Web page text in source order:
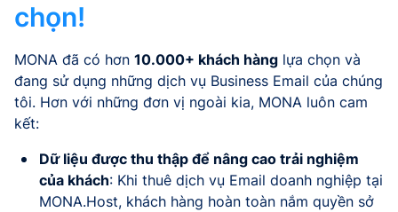
chọn!
MONA đã có hơn 10.000+ khách hàng lựa chọn và
đang sử dụng những dịch vụ Business Email của chúng
tôi. Hơn với những đơn vị ngoài kia, MONA luôn cam
kết:
Dữ liệu được thu thập để nâng cao trải nghiệm
của khách: Khi thuê dịch vụ Email doanh nghiệp tại
MONA.Host, khách hàng hoàn toàn nắm quyền sở